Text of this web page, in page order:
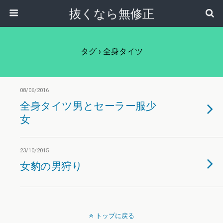
抜くなら無修正
タグ › 全身タイツ
08/06/2016
全身タイツ男とセーラー服少
女
23/10/2015
女豹の男狩り
トップに戻る